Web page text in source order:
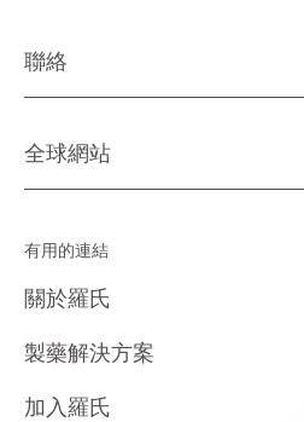
聯絡
全球網站
有用的連結
關於羅氏
製藥解決方案
加入羅氏